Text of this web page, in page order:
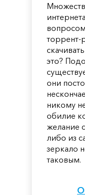
торрент-
это?
они
никому
обилие
желание
либо из
зеркало
таковым.